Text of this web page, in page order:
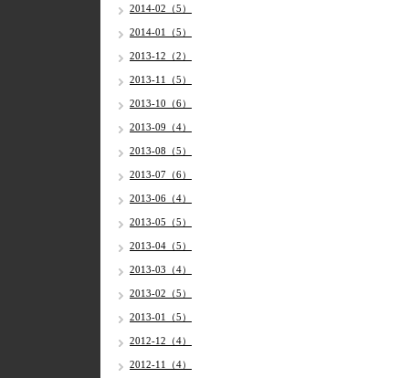
2014-02（5）
2014-01（5）
2013-12（2）
2013-11（5）
2013-10（6）
2013-09（4）
2013-08（5）
2013-07（6）
2013-06（4）
2013-05（5）
2013-04（5）
2013-03（4）
2013-02（5）
2013-01（5）
2012-12（4）
2012-11（4）